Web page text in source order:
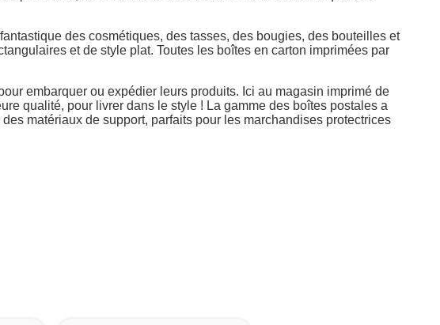
des cosmétiques, des tasses, des bougies, des bouteilles et
et de style plat. Toutes les boîtes en carton imprimées par
embarquer ou expédier leurs produits. Ici au magasin imprimé de
qualité, pour livrer dans le style ! La gamme des boîtes postales a
matériaux de support, parfaits pour les marchandises protectrices